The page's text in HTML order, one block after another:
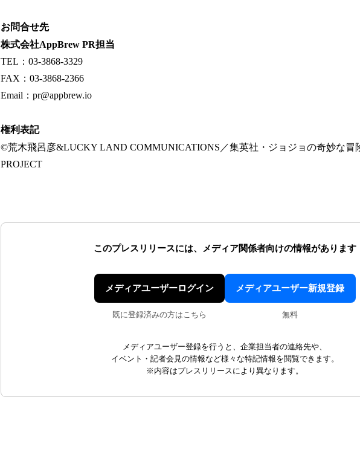
お問合せ先
株式会社AppBrew PR担当
TEL：03-3868-3329
FAX：03‐3868‐2366
Email：pr@appbrew.io
権利表記
©荒木飛呂彦&LUCKY LAND COMMUNICATIONS／集英社・ジョジョの奇妙な冒
PROJECT
このプレスリリースには、 メディア関係者向けの情報があります
メディアユーザーログイン
既に登録済みの方はこちら
メディアユーザー新規登録
無料
メディアユーザー登録を行うと、企業担当者の連絡先や、
イベント・記者会見の情報など様々な特記情報を閲覧できます。
※内容はプレスリリースにより異なります。